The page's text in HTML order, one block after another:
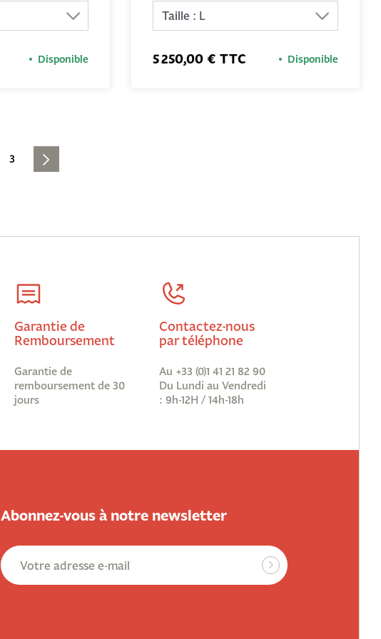
Disponible 5 250,00 € TTC Disponible
3
Garantie de
Remboursement
Garantie de
remboursement de 30
jours
Contactez-nous
par téléphone
Au +33 (0)1 41 21 82 90
Du Lundi au Vendredi
: 9h-12H / 14h-18h
Abonnez-vous à notre newsletter